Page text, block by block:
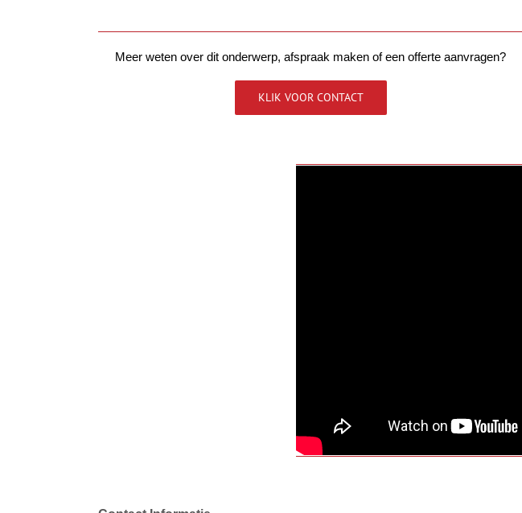
Meer weten over dit onderwerp, afspraak maken of een offerte aanvragen?
KLIK VOOR CONTACT